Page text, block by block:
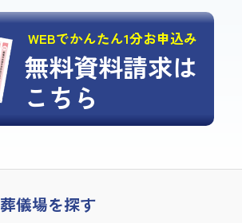
WEBでかんたん1分お申込み
無料資料請求は
こちら
葬儀場を探す